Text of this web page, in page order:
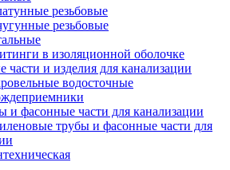
резьбовые
резьбовые
в изоляционной оболочке
и изделия для канализации
водосточные
фасонные части для канализации
трубы и фасонные части для